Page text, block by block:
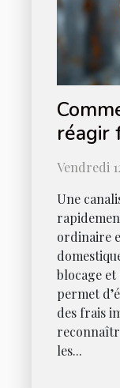
réagir
Vendredi
Une
ordinaire
blocage
permet
des frais
les...